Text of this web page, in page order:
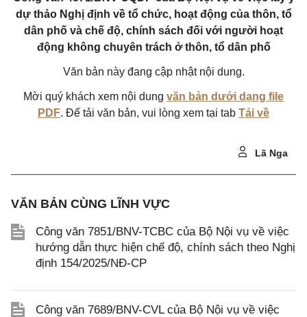
dự thảo Nghị định về tổ chức, hoạt động của thôn, tổ
dân phố và chế độ, chính sách đối với người hoạt
động không chuyên trách ở thôn, tổ dân phố
Văn bản này đang cập nhật nội dung.
Mời quý khách xem nội dung văn bản dưới dạng file
PDF. Để tải văn bản, vui lòng xem tại tab Tải về
Lã Nga
VĂN BẢN CÙNG LĨNH VỰC
Công văn 7851/BNV-TCBC của Bộ Nội vụ về việc
hướng dẫn thực hiện chế độ, chính sách theo Nghị
định 154/2025/NĐ-CP
Công văn 7689/BNV-CVL của Bộ Nội vụ về việc